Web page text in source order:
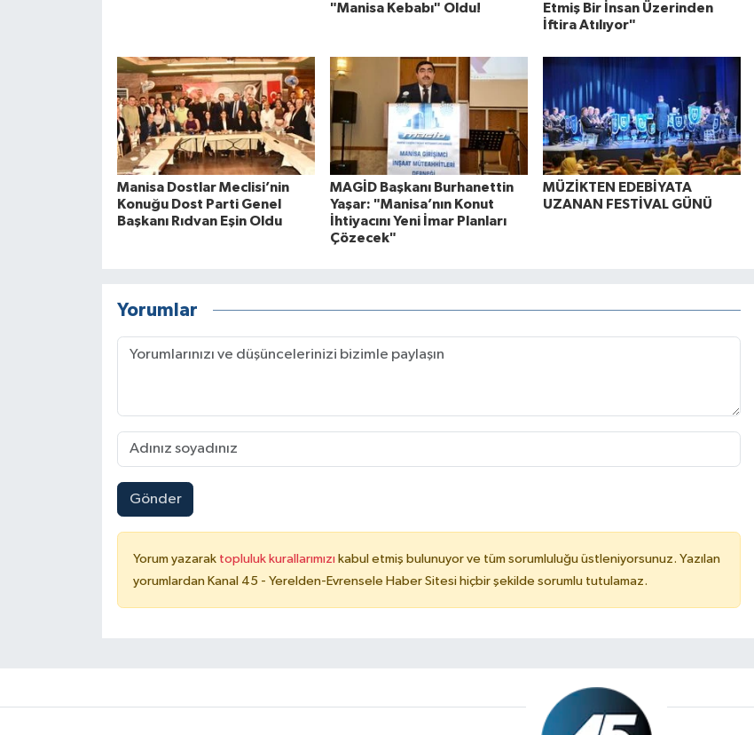
"Manisa Kebabı" Oldu!
Etmiş Bir İnsan Üzerinden
İftira Atılıyor"
Manisa Dostlar Meclisi’nin
Konuğu Dost Parti Genel
Başkanı Rıdvan Eşin Oldu
MAGİD Başkanı Burhanettin
Yaşar: "Manisa’nın Konut
İhtiyacını Yeni İmar Planları
Çözecek"
MÜZİKTEN EDEBİYATA
UZANAN FESTİVAL GÜNÜ
Yorumlar
Gönder
Yorum yazarak topluluk kurallarımızı kabul etmiş bulunuyor ve tüm sorumluluğu üstleniyorsunuz. Yazılan
yorumlardan Kanal 45 - Yerelden-Evrensele Haber Sitesi hiçbir şekilde sorumlu tutulamaz.